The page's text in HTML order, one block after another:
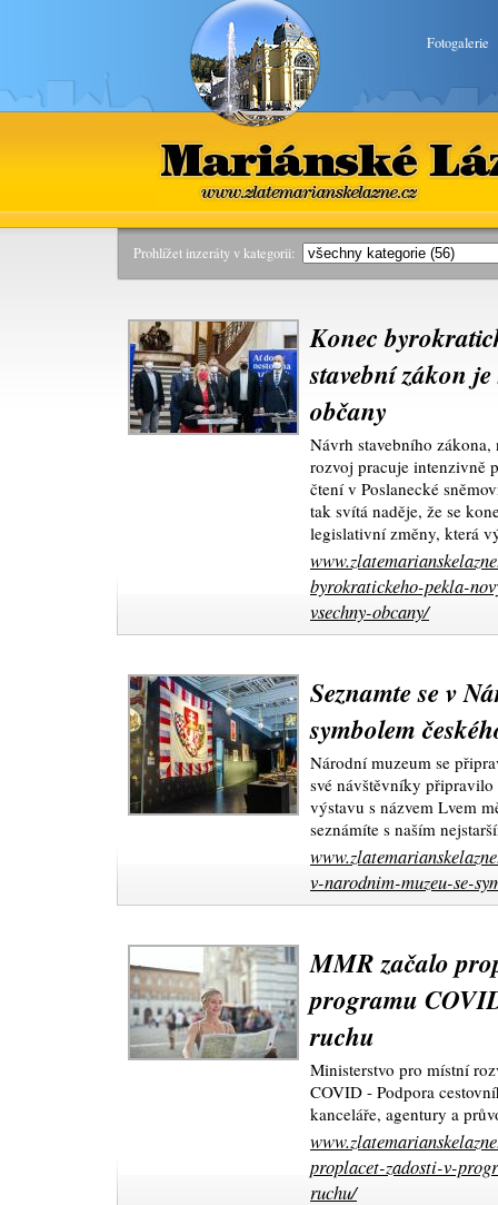
Fotogalerie
Mariánské Lázně
www.zlatemarianskelazne.cz
Prohlížet inzeráty v kategorii:
Konec
stavební zákon
občany
Návrh stavebního
rozvoj pracuje intenzivně
čtení v Poslanecké
tak svítá naděje, že se
legislativní změny, která
byrokratickeho-pekla-
vsechny-obcany/
Seznamte se v
symbolem
Národní muzeum se
své návštěvníky
výstavu s názvem Lvem
seznámíte s naším
v-narodnim-muzeu-se-
MMR začalo
programu
ruchu
Ministerstvo pro místní
COVID - Podpora
kanceláře, agentury a
proplacet-zadosti-v-
ruchu/